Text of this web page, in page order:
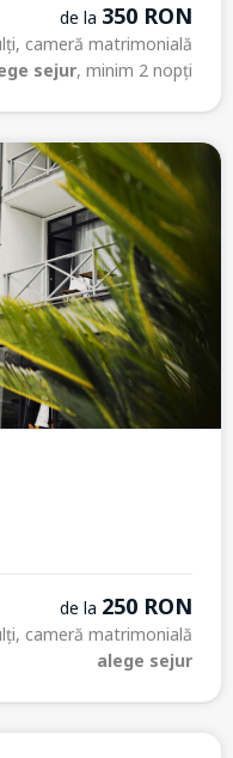
de la 350 RON
cameră matrimonială
sejur, minim 2 nopți
de la 250 RON
cameră matrimonială
alege sejur